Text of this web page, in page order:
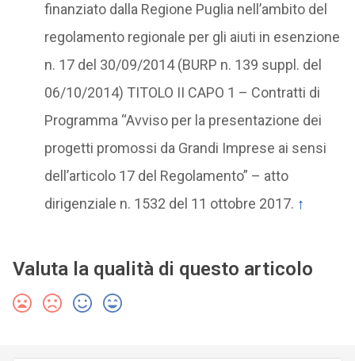
finanziato dalla Regione Puglia nell’ambito del
regolamento regionale per gli aiuti in esenzione
n. 17 del 30/09/2014 (BURP n. 139 suppl. del
06/10/2014) TITOLO II CAPO 1 – Contratti di
Programma “Avviso per la presentazione dei
progetti promossi da Grandi Imprese ai sensi
dell’articolo 17 del Regolamento” – atto
dirigenziale n. 1532 del 11 ottobre 2017. ↑
Valuta la qualità di questo articolo